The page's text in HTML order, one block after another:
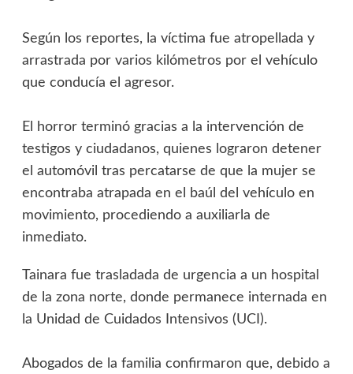
‎Según los reportes, la víctima fue atropellada y
arrastrada por varios kilómetros por el vehículo
que conducía el agresor.
‎El horror terminó gracias a la intervención de
testigos y ciudadanos, quienes lograron detener
el automóvil tras percatarse de que la mujer se
encontraba atrapada en el baúl del vehículo en
movimiento, procediendo a auxiliarla de
inmediato.
Tainara fue trasladada de urgencia a un hospital
de la zona norte, donde permanece internada en
la Unidad de Cuidados Intensivos (UCI).
‎Abogados de la familia confirmaron que, debido a